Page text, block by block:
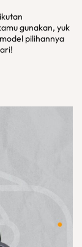
gunakan, yuk
pilihannya